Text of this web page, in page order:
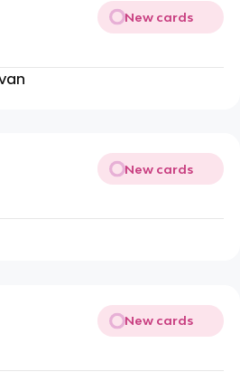
New cards
New cards
New cards